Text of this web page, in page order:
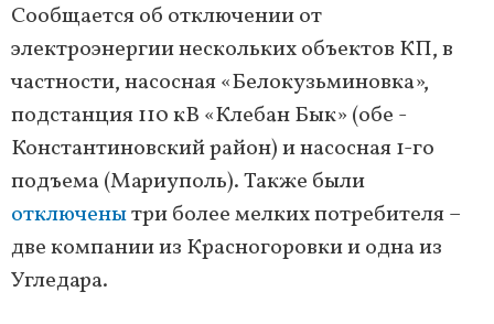
Сообщается об отключении от
электроэнергии нескольких объектов КП, в
частности, насосная «Белокузьминовка»,
подстанция 110 кВ «Клебан Бык» (обе -
Константиновский район) и насосная 1-го
подъема (Мариуполь). Также были
отключенытри более мелких потребителя –
две компании из Красногоровки и одна из
Угледара.